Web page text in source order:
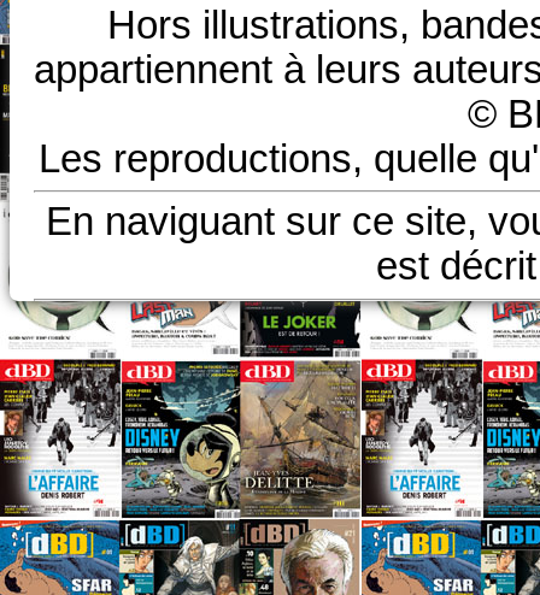
Hors illustrations,
appartiennent à leurs
©
Les reproductions, quelle
En naviguant sur ce site,
est